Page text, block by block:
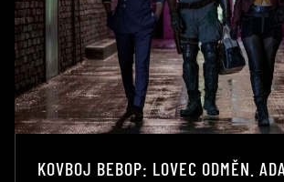
KOVBOJ BEBOP: LOVEC ODMĚN.